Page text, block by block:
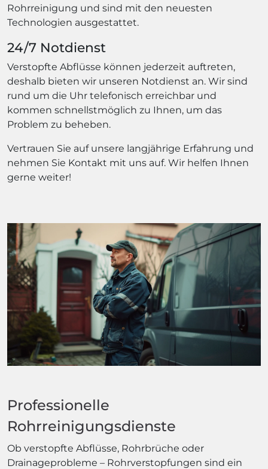
Rohrreinigung und sind mit den neuesten
Technologien ausgestattet.
24/7 Notdienst
Verstopfte Abflüsse können jederzeit auftreten,
deshalb bieten wir unseren Notdienst an. Wir sind
rund um die Uhr telefonisch erreichbar und
kommen schnellstmöglich zu Ihnen, um das
Problem zu beheben.
Vertrauen Sie auf unsere langjährige Erfahrung und
nehmen Sie Kontakt mit uns auf. Wir helfen Ihnen
gerne weiter!
Professionelle
Rohrreinigungsdienste
Ob verstopfte Abflüsse, Rohrbrüche oder
Drainageprobleme – Rohrverstopfungen sind ein